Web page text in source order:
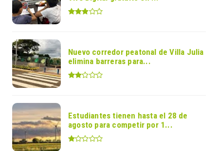
Nuevo corredor peatonal de Villa Julia
elimina barreras para...
Estudiantes tienen hasta el 28 de
agosto para competir por 1...